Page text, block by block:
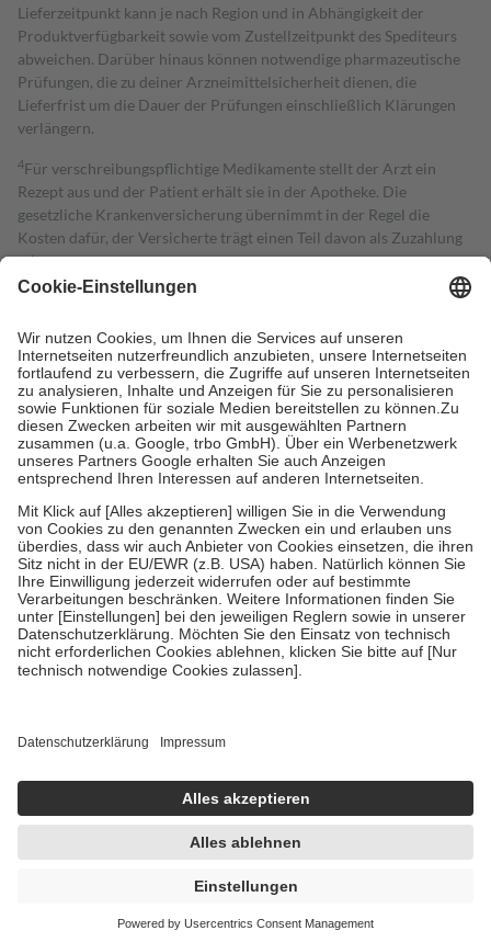
Lieferzeitpunkt kann je nach Region und in Abhängigkeit der
Produktverfügbarkeit sowie vom Zustellzeitpunkt des Spediteurs
abweichen. Darüber hinaus können notwendige pharmazeutische
Prüfungen, die zu deiner Arzneimittelsicherheit dienen, die
Lieferfrist um die Dauer der Prüfungen einschließlich Klärungen
verlängern.
4Für verschreibungspflichtige Medikamente stellt der Arzt ein
Rezept aus und der Patient erhält sie in der Apotheke. Die
gesetzliche Krankenversicherung übernimmt in der Regel die
Kosten dafür, der Versicherte trägt einen Teil davon als Zuzahlung
mit.
Grundsätzlich leisten Mitglieder Zuzahlungen in Höhe von zehn
höchstens zehn Euro.
Es sind jedoch nie mehr als die tatsächlichen
Kosten der Leistung zu entrichten.
Diese Regeln gelten grundsätzlich auch für Online-Apotheken.
Bei Heilmitteln und häuslicher Krankenpflege beträgt die
Zuzahlung zehn Prozent der Kosten sowie zehn Euro je
Verordnung.
Um das Engagement der Versicherten für ihre eigene Gesundheit zu
stärken und die besondere Stellung der Familie zu unterstützen,
fallenkeine Zuzahlungenan bei:
• Kindern und Jugendlichen bis zum vollendeten 18. Lebensjahr
mit Ausnahme der Fahrkosten
• Untersuchungen zur Vorsorge und Früherkennung, die von der
GKV getragen werden
• empfohlenen Schutzimpfungen
• Harn- und Blutteststreifen
getroffen, um sicherzustellen, dass es sich um echte Bewertungen
https://help.etrusted.com/hc/de/articles/4419944605341
Einige Bilder und Inhalte wurden unter Zuhilfenahme künstlicher